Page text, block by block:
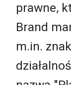
prawne,
Brand
m.in.